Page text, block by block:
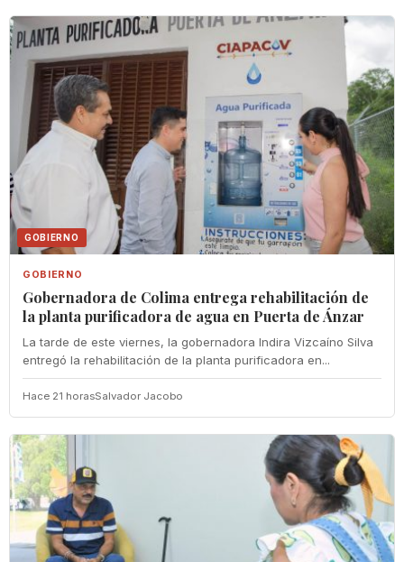
GOBIERNO
GOBIERNO
Gobernadora de Colima entrega rehabilitación de
la planta purificadora de agua en Puerta de Ánzar
La tarde de este viernes, la gobernadora Indira Vizcaíno Silva
entregó la rehabilitación de la planta purificadora en...
Hace 21 horasSalvador Jacobo